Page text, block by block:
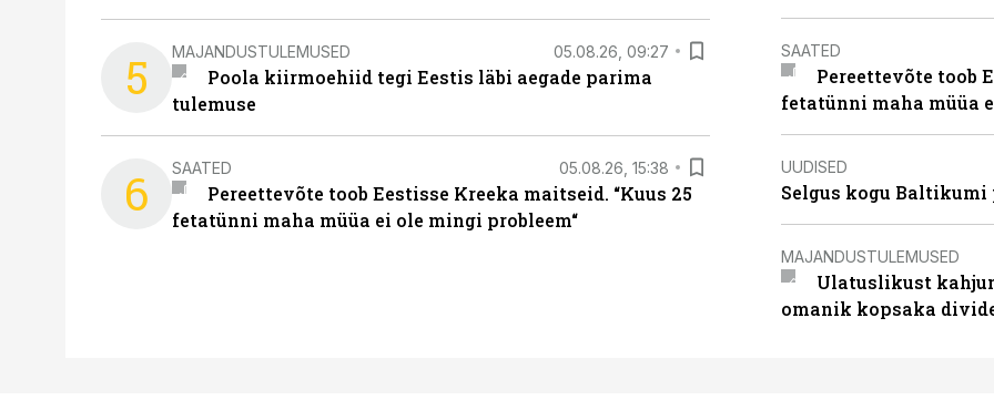
5 MAJANDUSTULEMUSED 05.08.26, 09:27
Poola kiirmoehiid tegi Eestis läbi aegade parima
tulemuse
6 SAATED 05.08.26, 15:38
Pereettevõte toob Eestisse Kreeka maitseid. “Kuus 25
fetatünni maha müüa ei ole mingi probleem“
SAATED
Pereettevõte toob
fetatünni maha müüa
UUDISED
Selgus kogu
MAJANDUSTULEMUSED
Ulatuslikust
omanik kopsaka